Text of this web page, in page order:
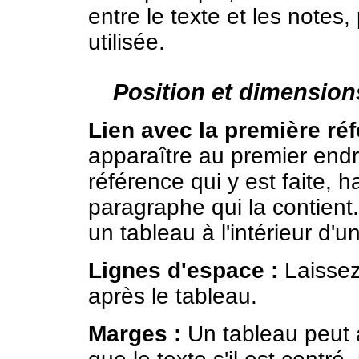
entre le texte et les
utilisée.
Position et
Lien avec la première
apparaître au premier
référence qui y est faite,
paragraphe qui la
un tableau à l'intérieur
Lignes d'espace :
après le tableau.
Marges : Un tableau peut